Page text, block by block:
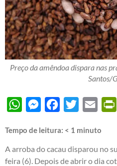
Preço da amêndoa dispara nas
Santos/
WhatsAppMessengerFacebook
Twitter Email
Tempo de leitura: < 1 minuto
A arroba do cacau disparou no
feira (6). Depois de abrir o dia